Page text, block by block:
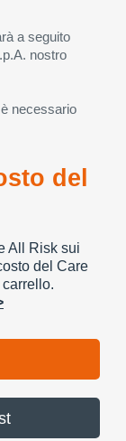
a seguito
nostro
necessario
del
All Risk sui
del Care